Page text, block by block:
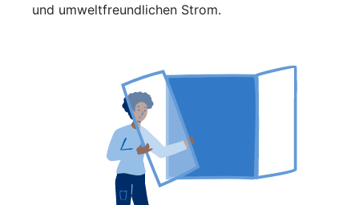
und umweltfreundlichen Strom.